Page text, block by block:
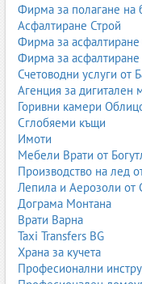
Фирма за полагане на
Асфалтиране Строй
Фирма за
Фирма за асфалтиране
Счетоводни услуги от
Агенция за дигитален
Горивни камери
Сглобяеми къщи
Имоти
Мебели Врати от
Производство на лед
Лепила и Аерозоли от
Дограма Монтана
Врати Варна
Taxi Transfers BG
Храна за кучета
Професионални